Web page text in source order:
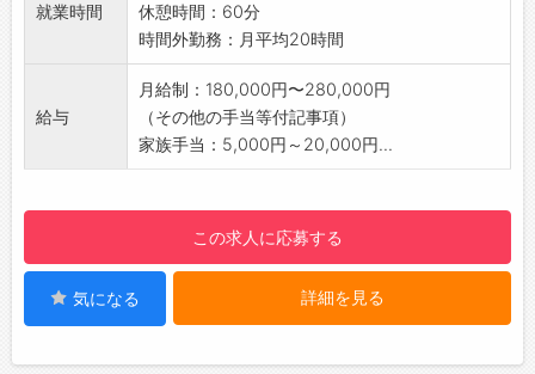
・ロイヤルが創っているのは人です！「人材」
は「人財」と考えています。
・働く環境にフォーカスし、常に働きやすい環
境を目指しています。
3）2軸の人材育成
の知識や育成技術、店舗運営まで学ぶことがで
きます。
・お客様のご満足やご安心をいただける整備を
就業時間
休憩時間：60分
時間外勤務：月平均20時間
給与
月給制：180,000円〜280,000円
（その他の手当等付記事項）
家族手当：5,000円～20,000円...
この求人に応募する
気になる 詳細を見る